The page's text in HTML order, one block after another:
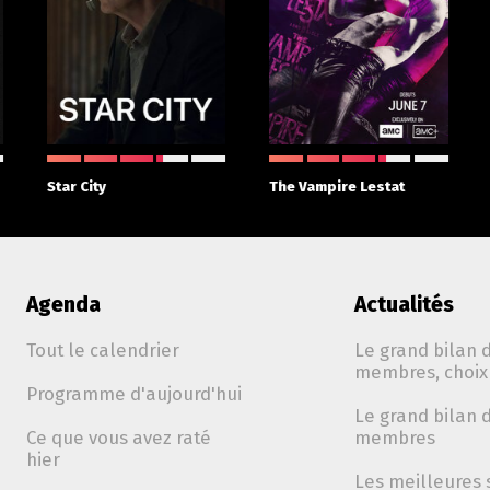
Star City The Vampire Lestat
Agenda
Tout le calendrier
Programme d'aujourd'hui
Ce que vous avez raté
hier
Actualités
Le grand bilan
membres,
Le grand bilan
membres
Les meilleures